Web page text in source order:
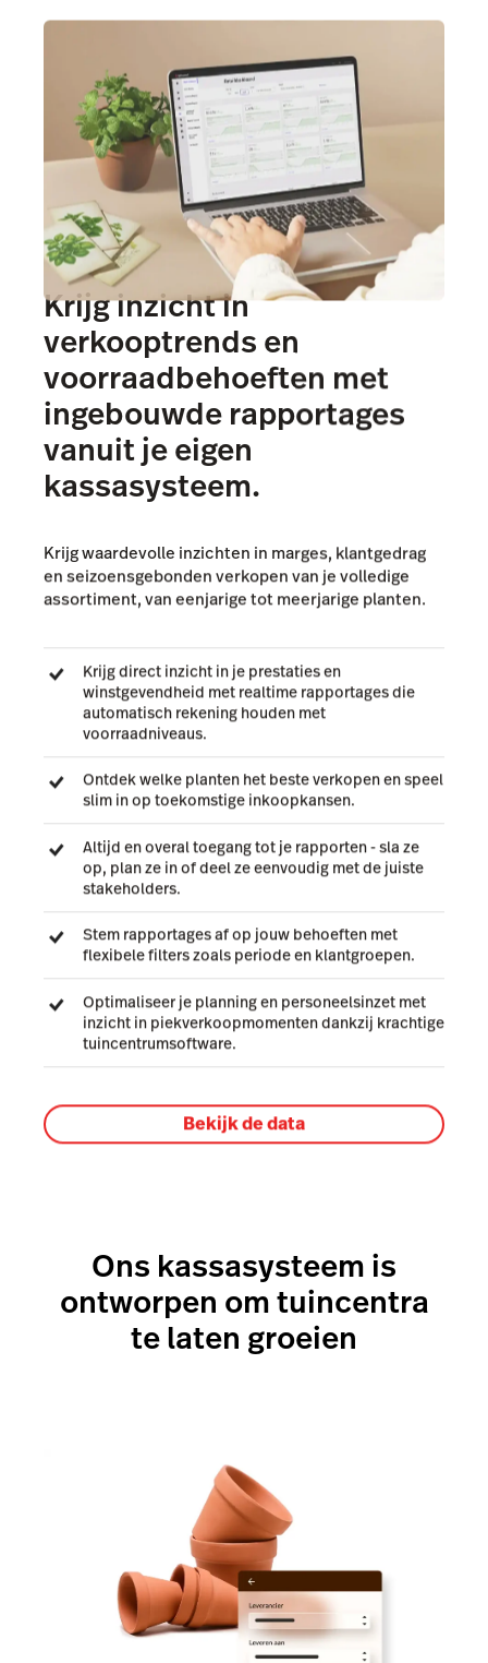
Krijg inzicht in
verkooptrends en
voorraadbehoeften met
ingebouwde rapportages
vanuit je eigen
kassasysteem.
Krijg waardevolle inzichten in marges, klantgedrag
en seizoensgebonden verkopen van je volledige
assortiment, van eenjarige tot meerjarige planten.
Krijg direct inzicht in je prestaties en
winstgevendheid met realtime rapportages die
automatisch rekening houden met
voorraadniveaus.
Ontdek welke planten het beste verkopen en speel
slim in op toekomstige inkoopkansen.
Altijd en overal toegang tot je rapporten - sla ze
op, plan ze in of deel ze eenvoudig met de juiste
stakeholders.
Stem rapportages af op jouw behoeften met
flexibele filters zoals periode en klantgroepen.
Optimaliseer je planning en personeelsinzet met
inzicht in piekverkoopmomenten dankzij krachtige
tuincentrumsoftware.
Bekijk de data
Ons kassasysteem is
ontworpen om tuincentra
te laten groeien